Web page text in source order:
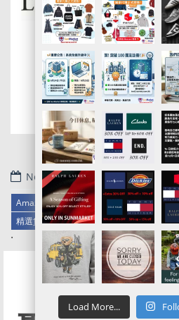
November 13, 2021
Amazon官網代購/代運/集運服務指南 |
精選貨品
美國代購代運 美國代運
.
Load More...